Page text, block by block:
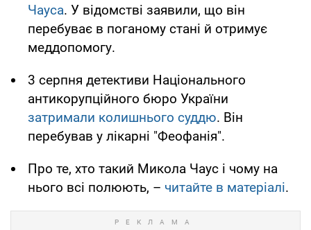
Чауса. У відомстві заявили, що він
перебуває в поганому стані й отримує
меддопомогу.
3 серпня детективи Національного
антикорупційного бюро України
затримали колишнього суддю. Він
перебував у лікарні "Феофанія".
Про те, хто такий Микола Чаус і чому на
нього всі полюють, – читайте в матеріалі.